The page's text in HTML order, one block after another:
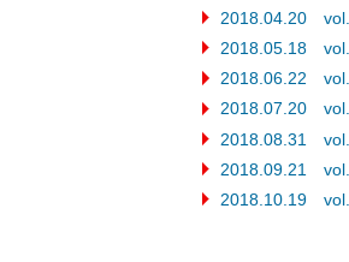
2018.04.20
2018.05.18
2018.06.22
2018.07.20
2018.08.31
2018.09.21
2018.10.19